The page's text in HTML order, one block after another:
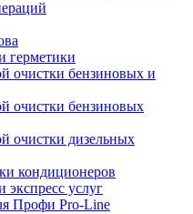
герметики
очистки бензиновых и
очистки бензиновых
очистки дизельных
кондиционеров
экспресс услуг
Профи Pro-Line